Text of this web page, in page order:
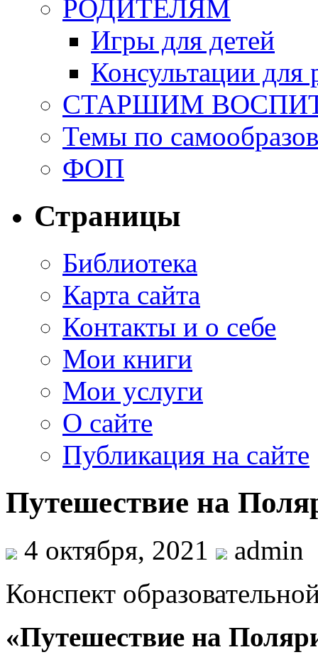
РОДИТЕЛЯМ
Игры для детей
Консультации для
СТАРШИМ
Темы по
ФОП
Страницы
Библиотека
Карта сайта
Контакты и о себе
Мои книги
Мои услуги
О сайте
Публикация на сайте
Путешествие на
4 октября, 2021
admin
Конспект
«Путешествие на